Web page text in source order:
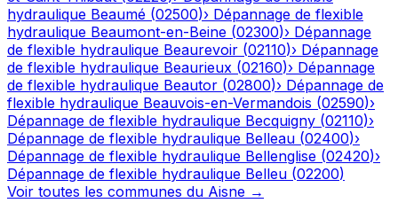
hydraulique Beaumé (02500)› Dépannage de flexible
hydraulique Beaumont-en-Beine (02300)› Dépannage
de flexible hydraulique Beaurevoir (02110)› Dépannage
de flexible hydraulique Beaurieux (02160)› Dépannage
de flexible hydraulique Beautor (02800)› Dépannage de
flexible hydraulique Beauvois-en-Vermandois (02590)›
Dépannage de flexible hydraulique Becquigny (02110)›
Dépannage de flexible hydraulique Belleau (02400)›
Dépannage de flexible hydraulique Bellenglise (02420)›
Dépannage de flexible hydraulique Belleu (02200)
Voir toutes les communes du Aisne →